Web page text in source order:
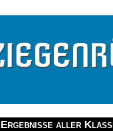
Ergebnisse aller